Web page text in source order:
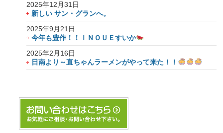
2025年12月31日
新しい サン・グランへ。
2025年9月21日
今年も豊作！！ＩＮＯＵＥすいか
2025年2月16日
日南より～直ちゃんラーメンがやって来た！！